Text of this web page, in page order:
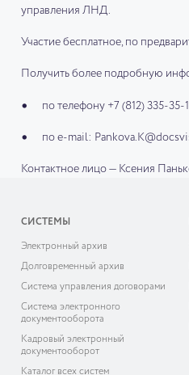
управления ЛНД.
Участие бесплатное, по
Получить более подробную
по телефону +7 (812) 335-35-
по e-mail:
Контактное лицо — Ксения
СИСТЕМЫ
Электронный архив
Долговременный архив
Система управления договорами
Система электронного
документооборота
Кадровый электронный
документооборот
Каталог всех систем